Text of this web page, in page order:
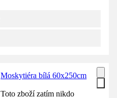
Moskytiéra bílá 60x250cm
Toto zboží zatím nikdo